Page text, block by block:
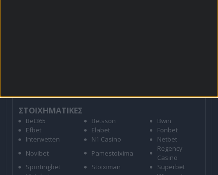
ΣΤΟΙΧΗΜΑΤΙΚΕΣ
Bet365 Betsson
Bwin
Efbet
Elabet
Fonbet
Interwetten
N1 Casino
Netbet
Novibet
Pamestoixima
Regency
Casino
Sportingbet
Stoiximan
Superbet